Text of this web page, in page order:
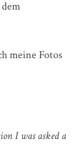
meine Fotos
I was asked a